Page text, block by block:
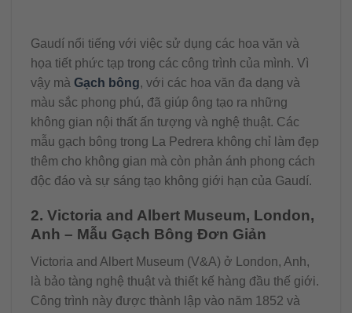
Gaudí nổi tiếng với việc sử dụng các hoa văn và
họa tiết phức tạp trong các công trình của mình. Vì
vậy mà Gạch bông, với các hoa văn đa dạng và
màu sắc phong phú, đã giúp ông tạo ra những
không gian nội thất ấn tượng và nghệ thuật. Các
mẫu gạch bông trong La Pedrera không chỉ làm đẹp
thêm cho không gian mà còn phản ánh phong cách
độc đáo và sự sáng tạo không giới hạn của Gaudí.
2. Victoria and Albert Museum, London,
Anh – Mẫu Gạch Bông Đơn Giản
Victoria and Albert Museum (V&A) ở London, Anh,
là bảo tàng nghệ thuật và thiết kế hàng đầu thế giới.
Công trình này được thành lập vào năm 1852 và